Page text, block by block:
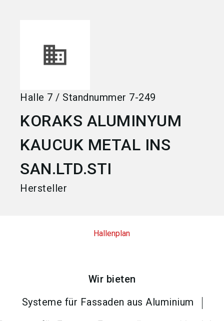
Halle 7 / Standnummer 7-249
KORAKS ALUMINYUM
KAUCUK METAL INS
SAN.LTD.STI
Hersteller
Hallenplan
Wir bieten
Systeme für Fassaden aus Aluminium